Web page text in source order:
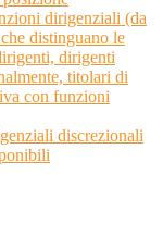
dirigenziali (da
distinguano le
dirigenti
titolari di
con funzioni
discrezionali